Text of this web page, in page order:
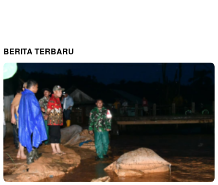
BERITA TERBARU